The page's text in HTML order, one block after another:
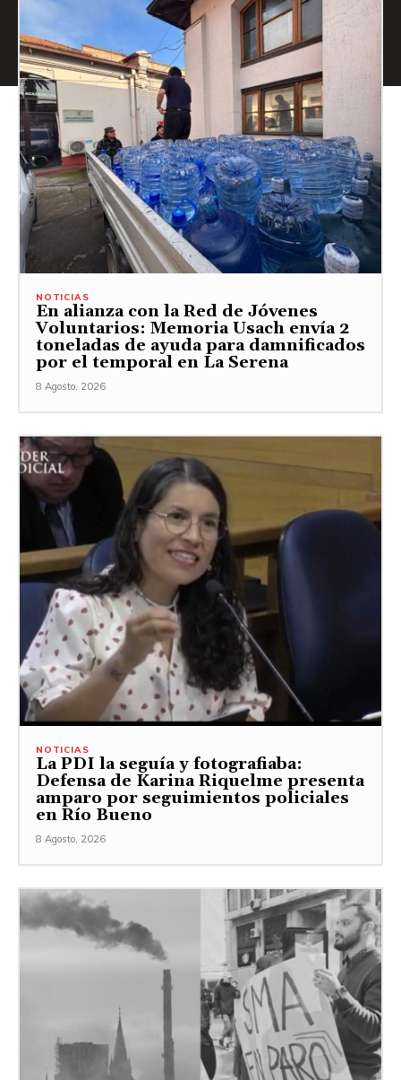
NOTICIAS
En alianza con la Red de Jóvenes
Voluntarios: Memoria Usach envía 2
toneladas de ayuda para damnificados
por el temporal en La Serena
8 Agosto, 2026
NOTICIAS
La PDI la seguía y fotografiaba:
Defensa de Karina Riquelme presenta
amparo por seguimientos policiales
en Río Bueno
8 Agosto, 2026